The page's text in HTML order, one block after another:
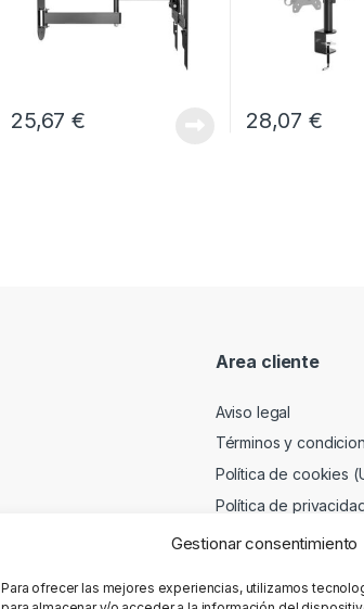
Gestionar consentimiento
Para ofrecer las mejores experiencias, utilizamos
25,67€ 28,07 €
Area cliente
Aviso legal
Términos y
Política de cookies
Política de